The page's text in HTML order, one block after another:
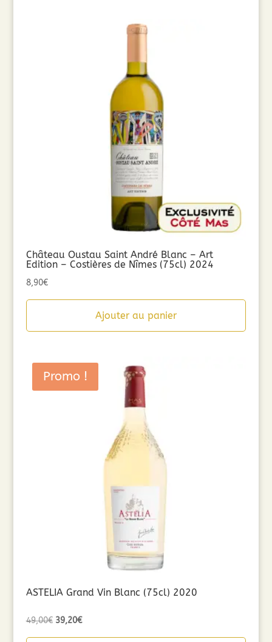
Château Oustau Saint André Blanc – Art
Edition – Costières de Nîmes (75cl) 2024
8,90€
Ajouter au panier
Promo !
ASTELIA Grand Vin Blanc (75cl) 2020
49,00€ Le
39,20€Le